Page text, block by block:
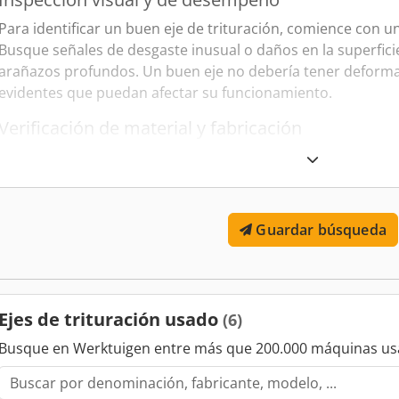
identificar un buen eje de trituración, comience con
señales de desgaste inusual o daños en la
profundos. Un buen eje no debería tener
que puedan afectar su funcionamiento.
de material y fabricación
qué material se utilizó en la fabricación del eje. Los
su resistencia al desgaste y a la fractura.
es posible, observe el eje en funcionamiento. Un buen
que esto podría indicar un problema en el ensamblaje
de mantenimiento y uso
el historial de mantenimiento y uso del eje puede
Guardar búsqueda
de trituración usado (6)
en Werktuigen entre más que 200.000 máquinas